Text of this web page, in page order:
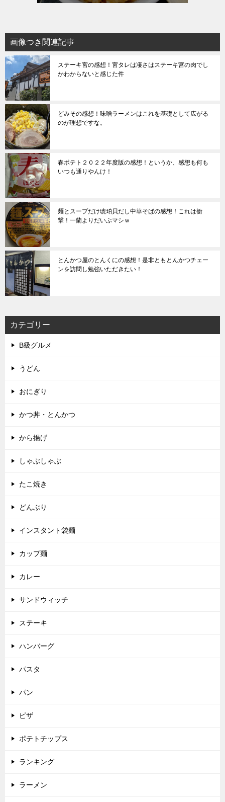
画像つき関連記事
ステーキ宮の感想！宮タレは凄さはステーキ宮の肉でし
かわからないと感じた件
どみその感想！味噌ラーメンはこれを基礎として広がる
のが理想ですな。
春ポテト２０２２年度版の感想！というか、感想も何も
いつも通りやんけ！
麺とスープだけ琥珀貝だし中華そばの感想！これは衝
撃！一蘭よりだいぶマシｗ
とんかつ屋のとんくにの感想！是非ともとんかつチェー
ンを訪問し勉強いただきたい！
カテゴリー
B級グルメ
うどん
おにぎり
かつ丼・とんかつ
から揚げ
しゃぶしゃぶ
たこ焼き
どんぶり
インスタント袋麺
カップ麺
カレー
サンドウィッチ
ステーキ
ハンバーグ
パスタ
パン
ピザ
ポテトチップス
ランキング
ラーメン